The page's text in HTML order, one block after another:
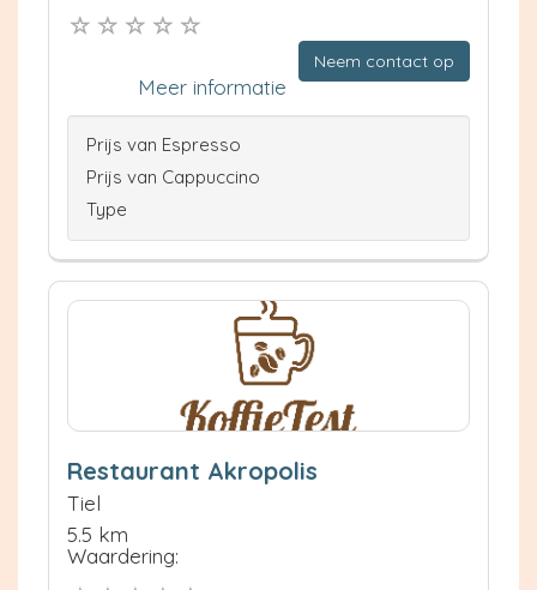
Neem contact op
Meer informatie
Prijs van Espresso
Prijs van Cappuccino
Type
Restaurant Akropolis
Tiel
5.5 km
Waardering: